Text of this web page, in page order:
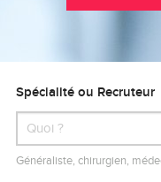
Spécialité ou Recruteur
Généraliste, chirurgien,